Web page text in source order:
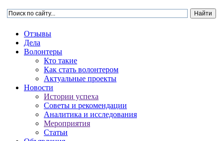
Отзывы
Дела
Волонтеры
Кто такие
Как стать волонтером
Актуальные проекты
Новости
Истории успеха
Советы и рекомендации
Аналитика и исследования
Мероприятия
Статьи